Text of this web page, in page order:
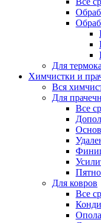
Для
Химчистки и
Вся
Для
Все
Для ковров
Все